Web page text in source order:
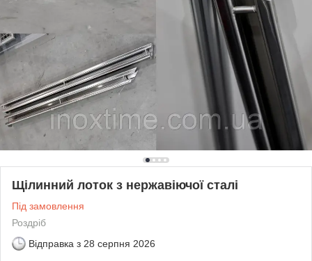
Щілинний лоток з нержавіючої сталі
Під замовлення
Роздріб
Відправка з 28 серпня 2026